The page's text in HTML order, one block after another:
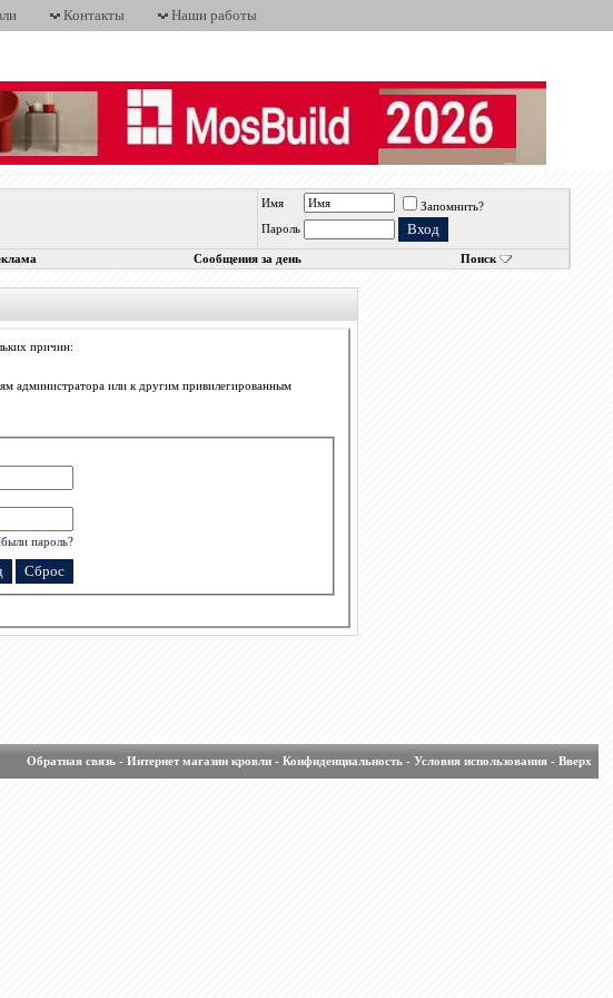
Контакты Наши работы
Имя
Запомнить?
Пароль
Сообщения за день Поиск
причин:
администратора или к другим привилегированным
пароль?
Обратная связь- Интернет магазин кровли- Конфиденциальность- Условия использования- Вверх